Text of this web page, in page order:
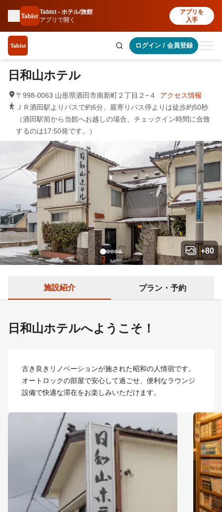
Tabist - ホテル/旅館
アプリで開く
アプリを
入手
ログイン/ 会員登録
+80
日和山ホテル
〒998-0063 山形県酒田市南新町２丁目２−４
アクセス情報
ＪＲ酒田駅よりバスで約6分、最寄りバス停よりは徒歩約50秒
（酒田駅前から当館へお越しの場合、チェックイン時間に合致
するのは17:50発です。）
施設紹介 プラン・予約
日和山ホテルへようこそ！
古き良きリノベーションが施された昭和の人情宿です。
オートロックの部屋で安心して過ごせ、便利なラウンジ
設備で快適な滞在をお楽しみいただけます。